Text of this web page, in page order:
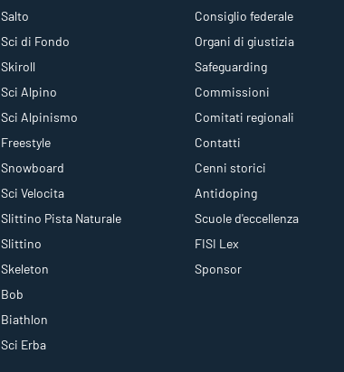
Salto
Sci di Fondo
Skiroll
Sci Alpino
Sci Alpinismo
Freestyle
Snowboard
Sci Velocita
Slittino Pista Naturale
Slittino
Skeleton
Bob
Biathlon
Sci Erba
Consiglio federale
Organi di giustizia
Safeguarding
Commissioni
Comitati regionali
Contatti
Cenni storici
Antidoping
Scuole d'eccellenza
FISI Lex
Sponsor